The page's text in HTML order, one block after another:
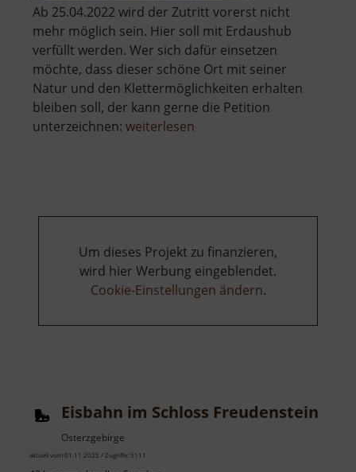
Ab 25.04.2022 wird der Zutritt vorerst nicht
mehr möglich sein. Hier soll mit Erdaushub
verfüllt werden. Wer sich dafür einsetzen
möchte, dass dieser schöne Ort mit seiner
Natur und den Klettermöglichkeiten erhalten
bleiben soll, der kann gerne die Petition
unterzeichnen: weiterlesen
Um dieses Projekt zu finanzieren,
wird hier Werbung eingeblendet.
Cookie-Einstellungen ändern.
Eisbahn im Schloss Freudenstein
Osterzgebirge
aktuell vom 01.11.2025 / Zugriffe: 5111